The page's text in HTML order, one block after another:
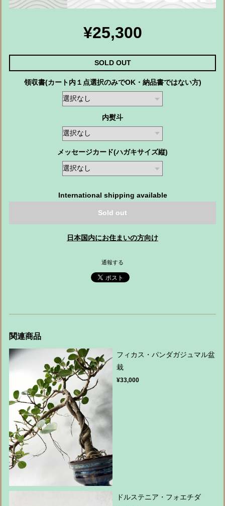
¥25,300
SOLD OUT
領収書(カート内１点選択のみでOK・納品書ではない方)
内熨斗
メッセージカード(ハガキサイズ縦)
International shipping available
Sold out
日本国内にお住まいの方向け
通報する
関連商品
フィカス・パンダガジュマル盆
栽
¥33,000
ドルステニア・フォエチダ